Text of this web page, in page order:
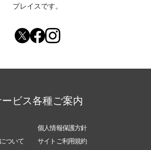
プレイスです。
ビス各種ご案内
個人情報保護方針
ついて
サイトご利用規約